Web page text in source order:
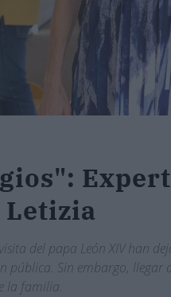
Letizia
del papa León XIV han
pública. Sin embargo, llegar
la familia.